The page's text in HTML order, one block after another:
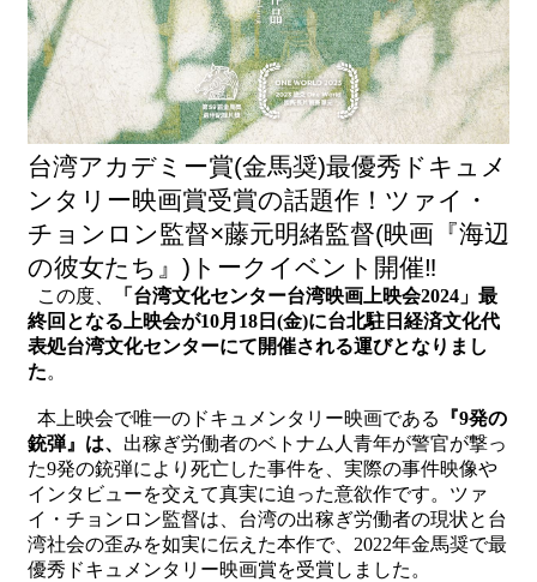
湾
の
本
関
連
リ
ン
ク
ー
ム
イ
ト
マ
ッ
プ
台湾アカデミー賞(金馬奨)最優秀ドキュメ
ンタリー映画賞受賞の話題作！ツァイ・
チョンロン監督×藤元明緒監督(映画『海辺
の彼女たち』)トークイベント開催‼
この度、
「台湾文化センター台湾映画上映会2024」最
終回となる上映会が10月18日(金)に台北駐日経済文化代
表処台湾文化センターにて開催される運びとなりまし
た。
本上映会で唯一のドキュメンタリー映画である
『9発の
銃弾』は、 出稼ぎ労働者のベトナム人青年が警官が撃っ
た9発の銃弾により死亡した事件を、実際の事件映像や
インタビューを交えて真実に迫った意欲作です。ツァ
イ・チョンロン監督は、台湾の出稼ぎ労働者の現状と台
湾社会の歪みを如実に伝えた本作で、2022年金馬奨で最
優秀ドキュメンタリー映画賞を受賞しました。